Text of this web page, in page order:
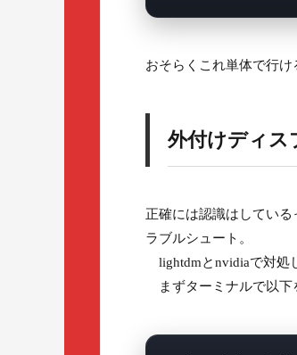
おそらくこれ単体で行け
外付けディス
正確には認識はしてい
ラブルシュート。
lightdmとnvidiaで対処
まずターミナルで以下